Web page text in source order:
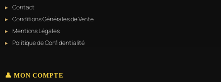
Contact
Conditions Générales de Vente
Mentions Légales
Politique de Confidentialité
👤 MON COMPTE